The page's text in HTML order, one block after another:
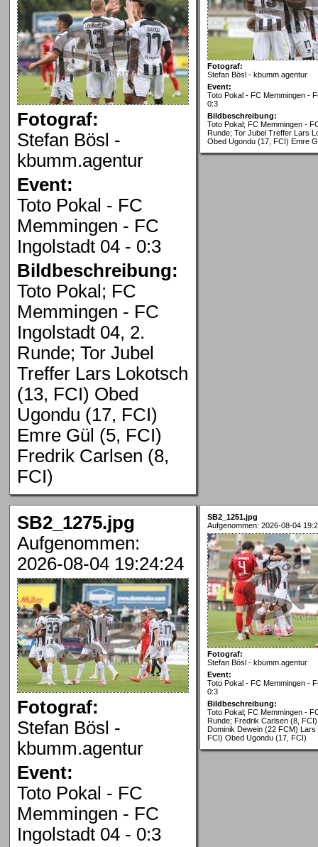
Fotograf:
Stefan Bösl -
kbumm.agentur
Event:
Toto Pokal - FC
Memmingen - FC
Ingolstadt 04 - 0:3
Bildbeschreibung:
Toto Pokal; FC
Memmingen - FC
Ingolstadt 04, 2.
Runde; Tor Jubel
Treffer Lars Lokotsch
(13, FCI) Obed
Ugondu (17, FCI)
Emre Gül (5, FCI)
Fredrik Carlsen (8,
FCI)
Fotograf:
Stefan Bösl - kbumm.agentur
Event:
Toto Pokal - FC Memmingen -
0:3
Bildbeschreibung:
Toto Pokal; FC Memmingen -
Runde; Tor Jubel Treffer Lars
Obed Ugondu (17, FCI) Emre
SB2_1275.jpg
Aufgenommen:
2026-08-04 19:24:24
Fotograf:
Stefan Bösl -
kbumm.agentur
Event:
Toto Pokal - FC
Memmingen - FC
Ingolstadt 04 - 0:3
SB2_1251.jpg
Aufgenommen: 2026-08-04
Fotograf:
Stefan Bösl - kbumm.agentur
Event:
Toto Pokal - FC Memmingen -
0:3
Bildbeschreibung:
Toto Pokal; FC Memmingen -
Runde; Fredrik Carlsen (8,
Dominik Dewein (22 FCM)
FCI) Obed Ugondu (17, FCI)